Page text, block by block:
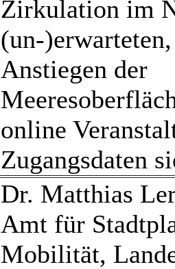
Zirkulation im
(un-
Anstiegen der
online
Zugangsdaten
Dr. Matthias
Amt für
Mobilität,